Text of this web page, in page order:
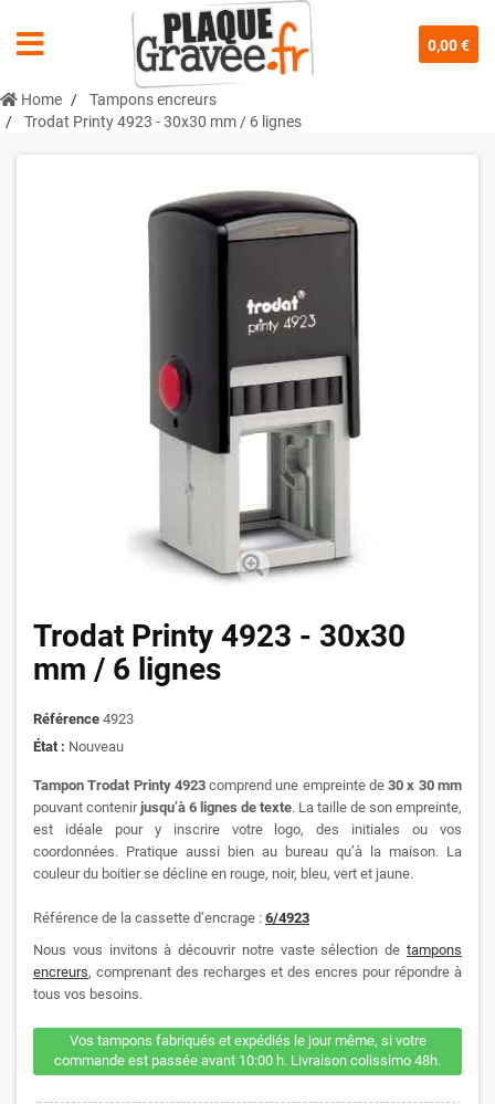
0,00 €
Home
Tampons encreurs
Trodat Printy 4923 - 30x30 mm / 6 lignes
Trodat Printy 4923 - 30x30
mm / 6 lignes
Référence 4923
État : Nouveau
Tampon Trodat Printy 4923comprend une empreinte de30 x 30 mm
pouvant contenirjusqu’à 6 lignes de texte. La taille de son empreinte,
est idéale pour y inscrire votre logo, des initiales ou vos
coordonnées. Pratique aussi bien au bureau qu’à la maison. La
couleur du boitier se décline en rouge, noir, bleu, vert et jaune.
Référence de la cassette d’encrage : 6/4923
Nous vous invitons à découvrir notre vaste sélection de tampons
encreurs, comprenant des recharges et des encres pour répondre à
tous vos besoins.
Vos tampons fabriqués et expédiés le jour même, si votre
commande est passée avant 10:00 h. Livraison colissimo 48h.